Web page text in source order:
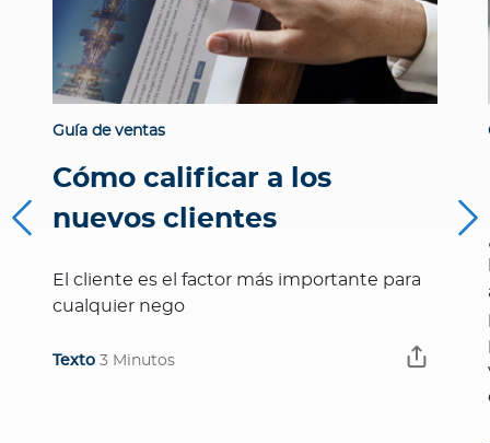
Guía de ventas
Cómo calificar a los
nuevos clientes
El cliente es el factor más importante para
cualquier nego
Texto 3 Minutos